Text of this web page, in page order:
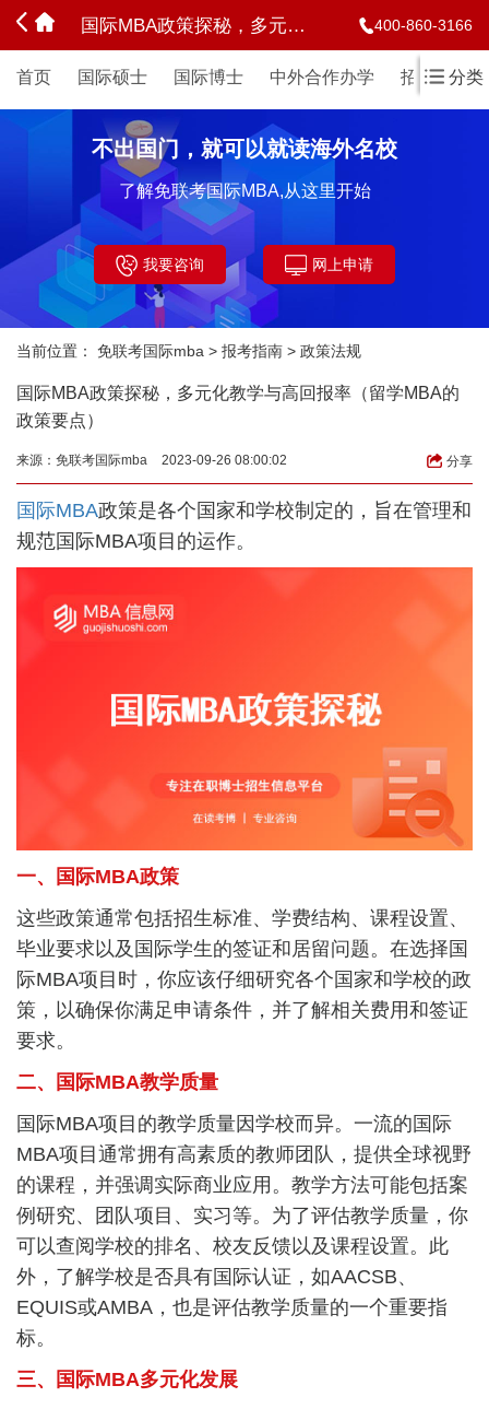
国际MBA政策探秘，多元化教学与高回报率（留学MBA的政策要点） 400-860-3166
首页 国际硕士 国际博士 中外合作办学 招生简章
分类
不出国门，就可以就读海外名校
了解免联考国际MBA,从这里开始
我要咨询 网上申请
当前位置： 免联考国际mba > 报考指南 > 政策法规
国际MBA政策探秘，多元化教学与高回报率（留学MBA的
政策要点）
来源： 免联考国际mba 2023-09-26 08:00:02 分享
国际MBA政策是各个国家和学校制定的，旨在管理和
规范国际MBA项目的运作。
一、国际MBA政策
这些政策通常包括招生标准、学费结构、课程设置、
毕业要求以及国际学生的签证和居留问题。在选择国
际MBA项目时，你应该仔细研究各个国家和学校的政
策，以确保你满足申请条件，并了解相关费用和签证
要求。
二、国际MBA教学质量
国际MBA项目的教学质量因学校而异。一流的国际
MBA项目通常拥有高素质的教师团队，提供全球视野
的课程，并强调实际商业应用。教学方法可能包括案
例研究、团队项目、实习等。为了评估教学质量，你
可以查阅学校的排名、校友反馈以及课程设置。此
外，了解学校是否具有国际认证，如AACSB、
EQUIS或AMBA，也是评估教学质量的一个重要指
标。
三、国际MBA多元化发展